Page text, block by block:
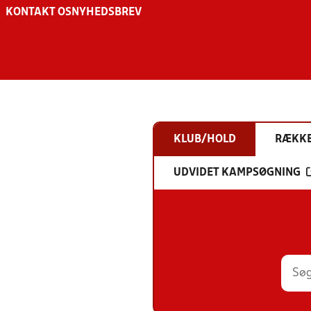
KONTAKT OS NYHEDSBREV
KLUB/HOLD
UDVIDET KAMPSØGNING